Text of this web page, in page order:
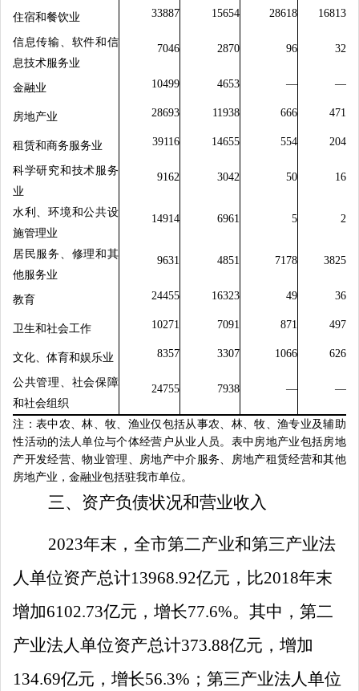
住宿和餐饮业 33887 15654 28618 16813
信息传输、软件和信
息技术服务业
7046 2870 96 32
金融业 10499 4653 — —
房地产业 28693 11938 666 471
租赁和商务服务业 39116 14655 554 204
科学研究和技术服务
业
9162 3042 50 16
水利、环境和公共设
施管理业
14914 6961 5 2
居民服务、修理和其
他服务业
9631 4851 7178 3825
教育 24455 16323 49 36
卫生和社会工作 10271 7091 871 497
文化、体育和娱乐业 8357 3307 1066 626
公共管理、社会保障
和社会组织
24755 7938 — —
注：表中农、林、牧、渔业仅包括从事农、林、牧、渔专业及辅助
性活动的法人单位与个体经营户从业人员。表中房地产业包括房地
产开发经营、物业管理、房地产中介服务、房地产租赁经营和其他
房地产业 ，金融业包括驻我市单位。
三、资产负债状况和营业收入
2023年末，全市第二产业和第三产业法
人单位资产总计13968.92亿元，比2018年末
增加6102.73亿元，增长77.6%。其中，第二
产业法人单位资产总计373.88亿元，增加
134.69亿元，增长56.3% ；第三产业法人单位